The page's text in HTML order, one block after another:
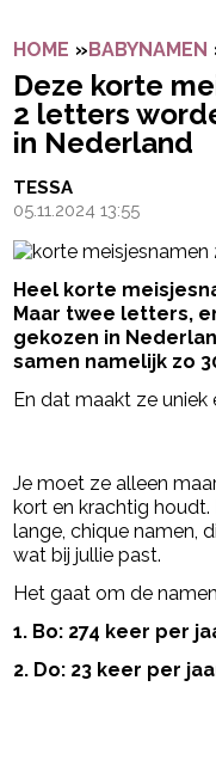
HOME »BABYNAMEN
Deze korte
2 letters
in Nederland
TESSA
05.11.2024 13:55
Heel korte
Maar twee letters,
gekozen in
samen namelijk zo
En dat maakt ze uniek
Je moet ze alleen
kort en krachtig houdt.
lange, chique namen,
wat bij jullie past.
Het gaat om de
1. Bo: 274 keer per
2. Do: 23 keer per